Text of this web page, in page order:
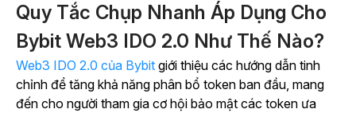
Quy Tắc Chụp Nhanh Áp Dụng Cho
Bybit Web3 IDO 2.0 Như Thế Nào?
Web3 IDO 2.0 của Bybit giới thiệu các hướng dẫn tinh
chỉnh để tăng khả năng phân bổ token ban đầu, mang
đến cho người tham gia cơ hội bảo mật các token ưa